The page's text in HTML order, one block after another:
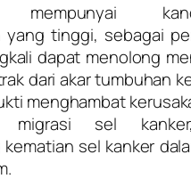
mempunyai
yang tinggi, sebagai
dapat menolong
dari akar tumbuhan
menghambat
migrasi sel
sel kanker